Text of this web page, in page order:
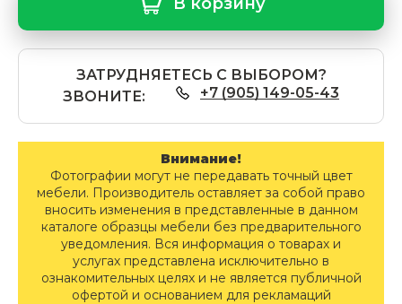
ЗАТРУДНЯЕТЕСЬ С ВЫБОРОМ?
ЗВОНИТЕ:
+7 (905) 149-05-43
Внимание!
Фотографии могут не передавать точный цвет
мебели. Производитель оставляет за собой право
вносить изменения в представленные в данном
каталоге образцы мебели без предварительного
уведомления. Вся информация о товарах и
услугах представлена исключительно в
ознакомительных целях и не является публичной
офертой и основанием для рекламаций